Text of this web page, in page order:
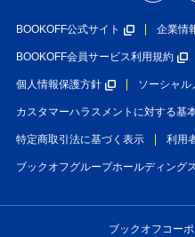
BOOKOFF公式サイト 企業情
BOOKOFF会員サービス利用規約
個人情報保護方針 ソーシャル
カスタマーハラスメントに対する基
特定商取引法に基づく表示 利用
ブックオフグループホールディング
ブックオフコー